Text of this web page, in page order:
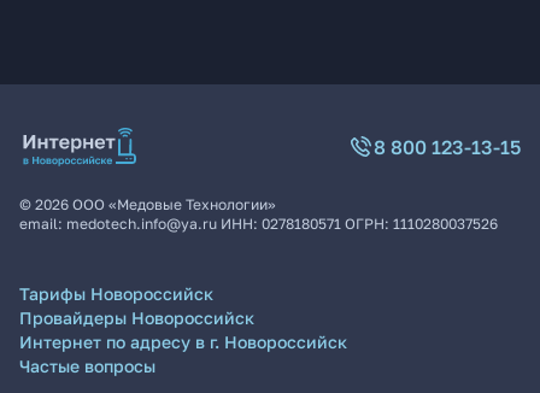
8 800 123-13-15
© 2026 ООО «Медовые Технологии»
email: medotech.info@ya.ru ИНН: 0278180571 ОГРН: 1110280037526
Тарифы Новороссийск
Провайдеры Новороссийск
Интернет по адресу в г. Новороссийск
Частые вопросы